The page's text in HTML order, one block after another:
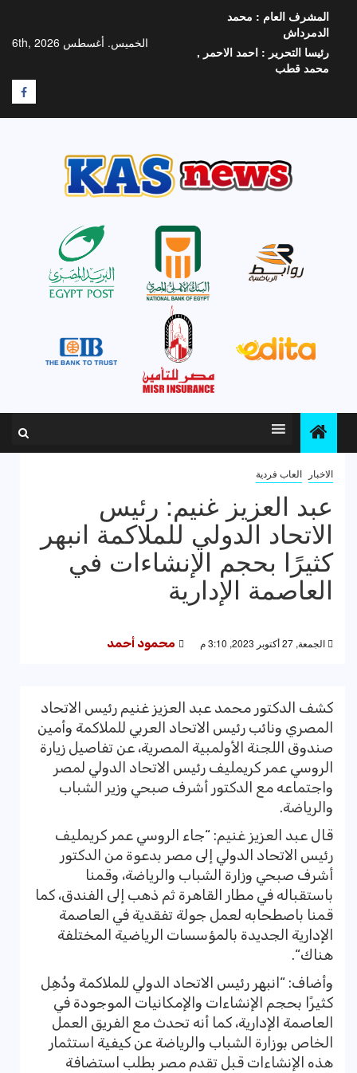
المحتوى
الخميس. أغسطس 6th, 2026
المشرف العام : محمد
الدمرداش
رئيسا التحرير : احمد الاحمر ,
محمد قطب
F
الاخبار العاب فردية
عبد العزيز غنيم: رئيس
الاتحاد الدولي للملاكمة انبهر
كثيرًا بحجم الإنشاءات في
العاصمة الإدارية
الجمعة, 27 أكتوبر 2023, 3:10 م محمود أحمد
كشف الدكتور محمد عبد العزيز غنيم رئيس الاتحاد
المصري ونائب رئيس الاتحاد العربي للملاكمة وأمين
صندوق اللجنة الأولمبية المصرية، عن تفاصيل زيارة
الروسي عمر كريمليف رئيس الاتحاد الدولي لمصر
واجتماعه مع الدكتور أشرف صبحي وزير الشباب
والرياضة.
قال عبد العزيز غنيم: “جاء الروسي عمر كريمليف
رئيس الاتحاد الدولي إلى مصر بدعوة من الدكتور
أشرف صبحي وزارة الشباب والرياضة، وقمنا
باستقباله في مطار القاهرة ثم ذهب إلى الفندق، كما
قمنا باصطحابه لعمل جولة تفقدية في العاصمة
الإدارية الجديدة بالمؤسسات الرياضية المختلفة
هناك“.
وأضاف: “انبهر رئيس الاتحاد الدولي للملاكمة وذُهِل
كثيرًا بحجم الإنشاءات والإمكانيات الموجودة في
العاصمة الإدارية، كما أنه تحدث مع الفريق العمل
الخاص بوزارة الشباب والرياضة عن كيفية استثمار
هذه الإنشاءات قبل تقدم مصر بطلب استضافة